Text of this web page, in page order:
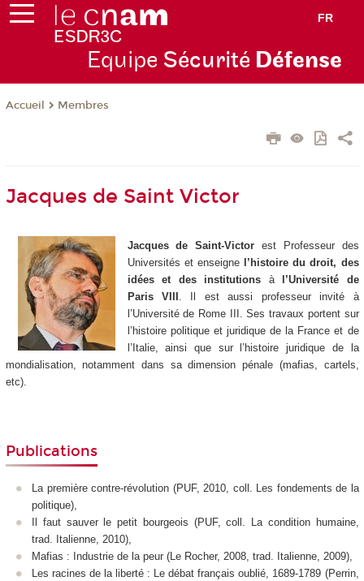
FR
Equipe Sécurité Défense
Accueil Membres
Jacques de Saint Victor
Jacques de Saint-Victor est Professeur des
Universités et enseignel’histoire du droit, des
idées et des institutions à
l’Université de
Paris VIII . Il est aussi professeur invité à
l’Université de Rome III. Ses travaux portent sur
l’histoire politique et juridique de la France et de
l’Italie, ainsi que sur l’histoire juridique de la
mondialisation, notamment dans sa dimension pénale (mafias, cartels,
etc).
Publications
La première contre-révolution (PUF, 2010, coll. Les fondements de la
politique),
Il faut sauver le petit bourgeois (PUF, coll. La condition humaine,
trad. Italienne, 2010),
Mafias : Industrie de la peur (Le Rocher, 2008, trad. Italienne, 2009),
Les racines de la liberté : Le débat français oublié, 1689-1789 (Perrin,